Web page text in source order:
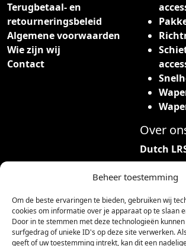
Beheer toestemming
Om de beste ervaringen te bieden, gebruiken wij
cookies om informatie over je apparaat op te slaan
Door in te stemmen met deze technologieën
surfgedrag of unieke ID's op deze site verwerken.
geeft of uw toestemming intrekt, kan dit een
Terugbetaal- en
retourneringsbeleid
Algemene voorwaarden
Wie zijn wij
Contact
Over
Dutch
Adres:
6418BP
(geen